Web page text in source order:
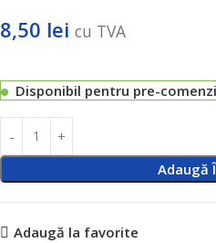
8,50 lei cu TVA
Disponibil pentru pre-comenzi
Adaugă
Adaugă la favorite